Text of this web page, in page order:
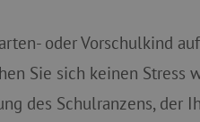
oder Vorschulkind
Sie sich keinen Stress
des Schulranzens, der